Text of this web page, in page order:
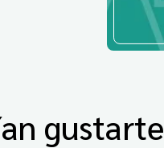
gustarte